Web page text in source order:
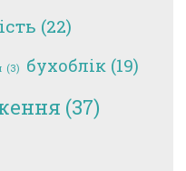
(22)
(3) бухоблік (19)
(37)